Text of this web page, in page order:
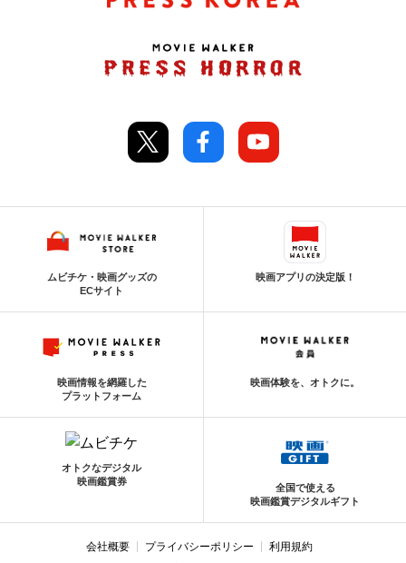
ムビチケ・映画グッズの
ECサイト
映画アプリの決定版！
映画情報を網羅した
プラットフォーム
映画体験を、オトクに。
オトクなデジタル
映画鑑賞券
全国で使える
映画鑑賞デジタルギフト
会社概要 プライバシーポリシー
利用規約